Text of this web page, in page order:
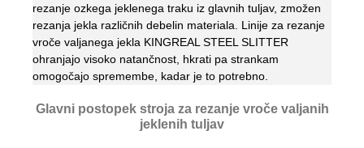
rezanje ozkega jeklenega traku iz glavnih tuljav, zmožen
rezanja jekla različnih debelin materiala. Linije za rezanje
vroče valjanega jekla KINGREAL STEEL SLITTER
ohranjajo visoko natančnost, hkrati pa strankam
omogočajo spremembe, kadar je to potrebno.
Glavni postopek stroja za rezanje vroče valjanih
jeklenih tuljav